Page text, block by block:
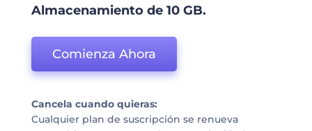
Almacenamiento de 10 GB.
Comienza Ahora
Cancela cuando quieras:
Cualquier plan de suscripción se renueva